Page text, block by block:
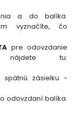
a do balíka
vyznačíte, čo
pre odovzdanie
nájdete tu:
zásielku -
odovzdaní balíka.